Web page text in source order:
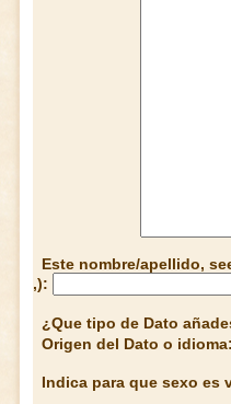
Este nombre/apellido,
,):
¿Que tipo de Dato
Origen del Dato o idioma:
Indica para que sexo es